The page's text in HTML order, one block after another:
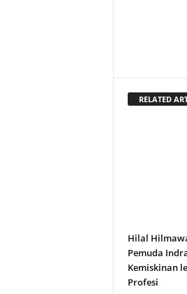
RELATED
Hilal
Pemuda
Kemiskinan
Profesi